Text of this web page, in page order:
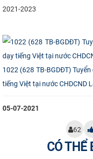
KHOA HỌC CÔNG
HTQT
CỰU NGƯỜI HỌC
2021-2023​
1022 (628 TB-BGDĐT)
tiếng Việt tại nước CHDCND
05-07-2021
62
CÓ THỂ